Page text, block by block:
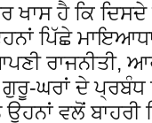
ਖਾਸ ਹੈ ਕਿ
ਪਿੱਛੇ
ਰਾਜਨੀਤੀ,
ਘਰਾਂ ਦੇ ਪ੍ਰਬੰਧ
ਵਲੋਂ ਬਾਹਰੀ